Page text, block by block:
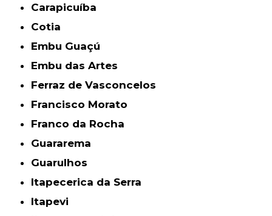
Carapicuíba
Cotia
Embu Guaçú
Embu das Artes
Ferraz de Vasconcelos
Francisco Morato
Franco da Rocha
Guararema
Guarulhos
Itapecerica da Serra
Itapevi